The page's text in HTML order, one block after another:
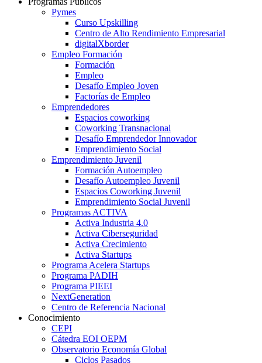
Pymes
Curso Upskilling
Centro de Alto Rendimiento Empresarial
digitalXborder
Empleo Formación
Formación
Empleo
Desafío Empleo Joven
Factorías de Empleo
Emprendedores
Espacios coworking
Coworking Transnacional
Desafío Emprendedor Innovador
Emprendimiento Social
Emprendimiento Juvenil
Formación Autoempleo
Desafío Autoempleo Juvenil
Espacios Coworking Juvenil
Emprendimiento Social Juvenil
Programas ACTIVA
Activa Industria 4.0
Activa Ciberseguridad
Activa Crecimiento
Activa Startups
Programa Acelera Startups
Programa PADIH
Programa PIEEI
NextGeneration
Centro de Referencia Nacional
Conocimiento
CEPI
Cátedra EOI OEPM
Observatorio Economía Global
Ciclos Pasados